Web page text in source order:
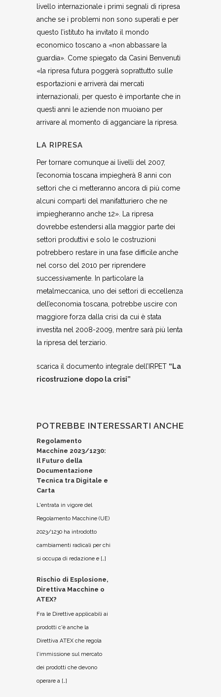
livello internazionale i primi segnali di ripresa
anche se i problemi non sono superati e per
questo l’istituto ha invitato il mondo
economico toscano a «non abbassare la
guardia». Come spiegato da Casini Benvenuti
«la ripresa futura poggerà soprattutto sulle
esportazioni e arriverà dai mercati
internazionali, per questo è importante che in
questi anni le aziende non muoiano per
arrivare al momento di agganciare la ripresa.
LA RIPRESA
Per tornare comunque ai livelli del 2007,
l’economia toscana impiegherà 8 anni con
settori che ci metteranno ancora di più come
alcuni comparti del manifatturiero che ne
impiegheranno anche 12». La ripresa
dovrebbe estendersi alla maggior parte dei
settori produttivi e solo le costruzioni
potrebbero restare in una fase difficile anche
nel corso del 2010 per riprendere
successivamente. In particolare la
metalmeccanica, uno dei settori di eccellenza
dell’economia toscana, potrebbe uscire con
maggiore forza dalla crisi da cui è stata
investita nel 2008-2009, mentre sarà più lenta
la ripresa del terziario.
scarica il documento integrale dell’IRPET “La
ricostruzione dopo la crisi”
POTREBBE INTERESSARTI ANCHE
Regolamento
Macchine 2023/1230:
Il Futuro della
Documentazione
Tecnica tra Digitale e
Carta
L'entrata in vigore del
Regolamento Macchine (UE)
2023/1230 ha introdotto
cambiamenti radicali per chi
si occupa di redazione e […]
Rischio di Esplosione,
Direttiva Macchine o
ATEX?
Fra le Direttive applicabili ai
prodotti c'è anche la
Direttiva ATEX che regola
l'immissione sul mercato
dei prodotti che devono
operare a […]